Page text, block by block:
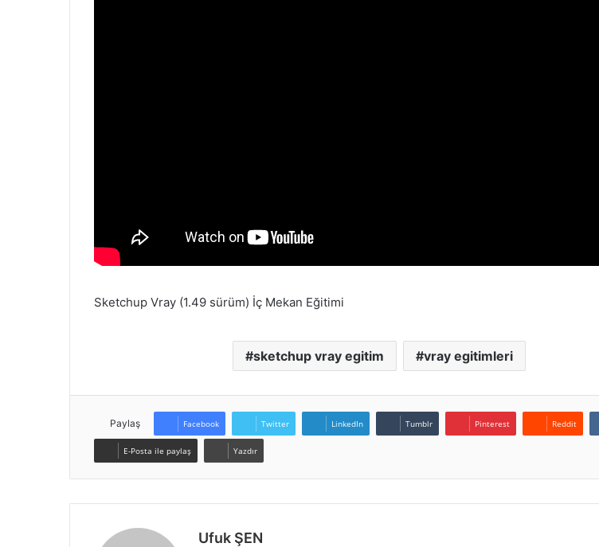
Sketchup Vray (1.49 sürüm) İç Mekan Eğitimi
sketchup vray egitim vray egitimleri
Paylaş Facebook Twitter LinkedIn Tumblr Pinterest Reddit
E-Posta ile paylaş Yazdır
Ufuk ŞEN